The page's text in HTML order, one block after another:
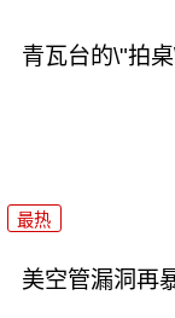
青瓦台的\"拍
最热
美空管漏洞再